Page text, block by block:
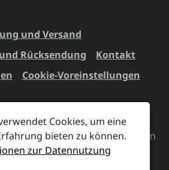
und Versand
Rücksendung
Kontakt
Cookie-Voreinstellungen
Mehrwertsteuer zzgl.
ggf. Nachnahmegebühren, wenn
anders angegeben.
Cookies, um eine
bieten zu können.
zur Datennutzung